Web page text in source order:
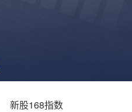
新股168指数